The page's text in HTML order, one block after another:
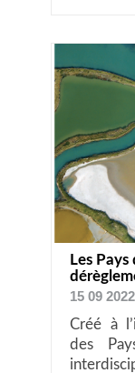
Les
15 09 2022
Créé à
des